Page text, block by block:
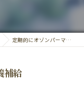
定期的にオゾンパーマで栄養補給
補給